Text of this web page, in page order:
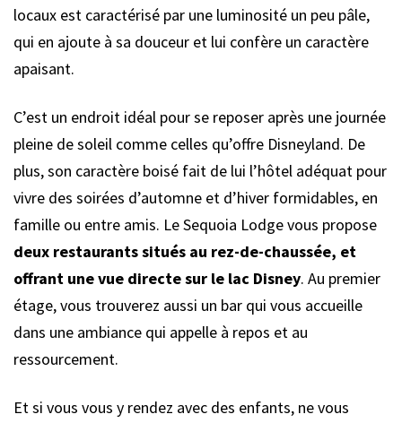
locaux est caractérisé par une luminosité un peu pâle,
qui en ajoute à sa douceur et lui confère un caractère
apaisant.
C’est un endroit idéal pour se reposer après une journée
pleine de soleil comme celles qu’offre Disneyland. De
plus, son caractère boisé fait de lui l’hôtel adéquat pour
vivre des soirées d’automne et d’hiver formidables, en
famille ou entre amis. Le Sequoia Lodge vous propose
deux restaurants situés au rez-de-chaussée, et
offrant une vue directe sur le lac Disney. Au premier
étage, vous trouverez aussi un bar qui vous accueille
dans une ambiance qui appelle à repos et au
ressourcement.
Et si vous vous y rendez avec des enfants, ne vous